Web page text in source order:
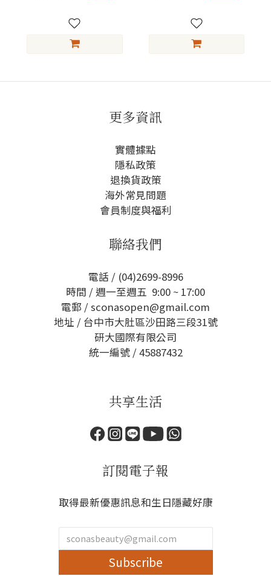
更多資訊
實體據點
隱私政策
退換貨政策
海外常見問題
會員制度與福利
聯絡我們
電話 / (04)2699-8996
時間 / 週一至週五 9:00 ~ 17:00
電郵 / sconasopen@gmail.com
地址 / 台中市大肚區沙田路三段31號
研大國際有限公司
統一編號 / 45887432
共享生活
訂閱電子報
取得最新優惠訊息和生日隱藏好康
Subscribe